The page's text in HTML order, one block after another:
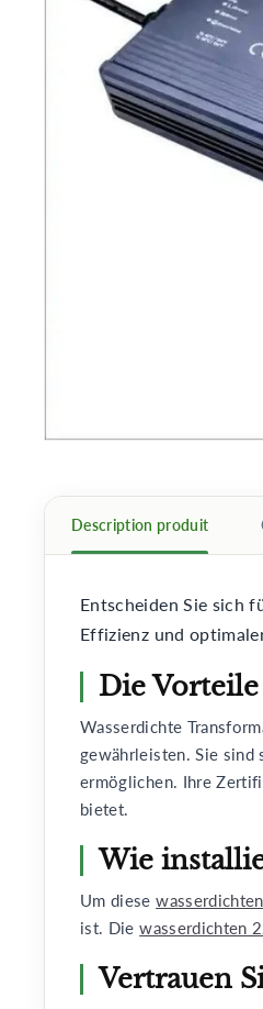
Description produit
Entscheiden Sie sich
Effizienz und
Die
Wasserdichte
gewährleisten. Sie sind
ermöglichen. Ihre
bietet.
Wie
Um diese
ist. Diewasserdichten
Vertrauen